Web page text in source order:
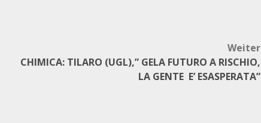
Weiter
CHIMICA: TILARO (UGL),” GELA FUTURO A RISCHIO,
LA GENTE E’ ESASPERATA”